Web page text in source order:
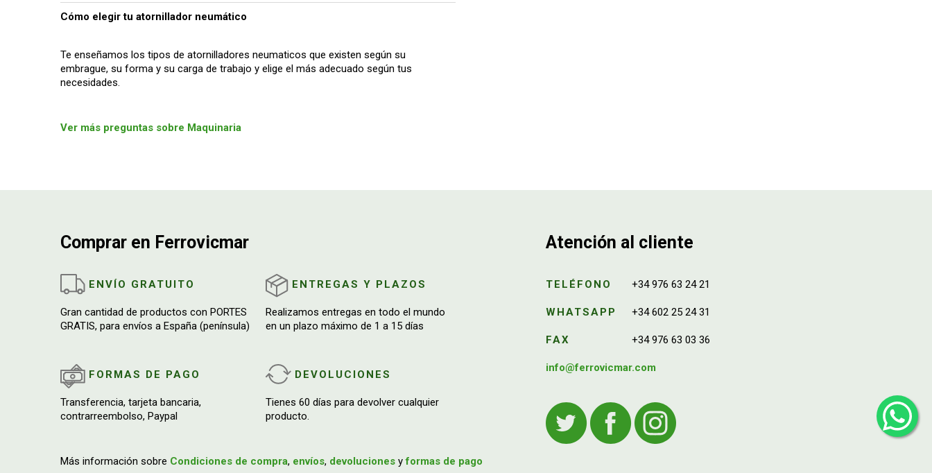
Cómo elegir tu atornillador neumático
Te enseñamos los tipos de atornilladores neumaticos que existen según su
embrague, su forma y su carga de trabajo y elige el más adecuado según tus
necesidades.
Ver más preguntas sobre Maquinaria
Comprar en Ferrovicmar
ENVÍO GRATUITO
Gran cantidad de productos con PORTES
GRATIS, para envíos a España (península)
ENTREGAS Y PLAZOS
Realizamos entregas en todo el mundo
en un plazo máximo de 1 a 15 días
FORMAS DE PAGO
Transferencia, tarjeta bancaria,
contrarreembolso, Paypal
DEVOLUCIONES
Tienes 60 días para devolver cualquier
producto.
Más información sobre Condiciones de compra, envíos, devoluciones yformas de pago
Atención al cliente
TELÉFONO +34 976 63 24 21
WHATSAPP +34 602 25 24 31
FAX +34 976 63 03 36
info@ferrovicmar.com